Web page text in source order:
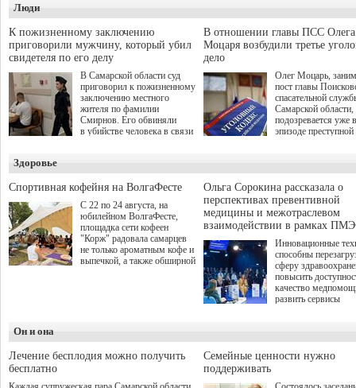
"Помощь фронту и семьям
участников СВО", которая
прошла в Отрадном 7
августа.
на трудоустройство
спокойную
мирной жизни.
Люди
К пожизненному заключению
приговорили мужчину, который убил
свидетеля по его делу
В Самарской области суд
приговорил к пожизненному
заключению местного
жителя по фамилии
Смирнов. Его обвиняли
в убийстве человека в связи
В отношении главы ПСС Олега
Моцаря возбудили третье
дело
Олег Моцарь,
пост главы
спасательной
Самарской области,
подозревается уже
эпизоде преступной
а сам он
Здоровье
Спортивная кофейня на ВолгаФесте
С 22 по 24 августа, на
юбилейном ВолгаФесте,
площадка сети кофеен
"Корж" радовала самарцев
не только ароматным кофе и
выпечкой, а также обширной
Ольга Сорокина рассказала о
перспективах превентивной
медицины и межотраслевом
взаимодействии в рамках
Инновационные
способны
сферу
повысить
качество
развить сервисы
определенными
К ним можно
Он и она
Лечение бесплодия можно получить
бесплатно
Семейные ценности нужно
поддерживать